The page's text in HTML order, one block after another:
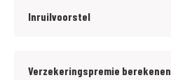
Inruilvoorstel
Verzekeringspremie berekenen